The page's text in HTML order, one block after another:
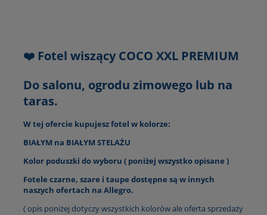
❤️ Fotel wiszący COCO XXL PREMIUM
Do salonu, ogrodu zimowego lub na
taras.
W tej ofercie kupujesz fotel w kolorze:
BIAŁYM na BIAŁYM STELAŻU
Kolor poduszki do wyboru ( poniżej wszystko opisane )
Fotele czarne, szare i taupe dostępne są w innych
naszych ofertach na Allegro.
( opis poniżej dotyczy wszystkich kolorów ale oferta sprzedaży